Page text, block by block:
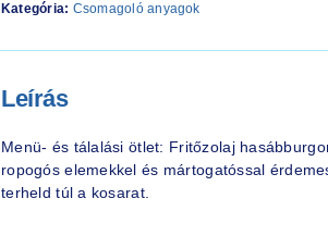
Kategória: Csomagoló anyagok
Leírás
Menü- és tálalási ötlet: Fritőzolaj
ropogós elemekkel és mártogatóssal
terheld túl a kosarat.